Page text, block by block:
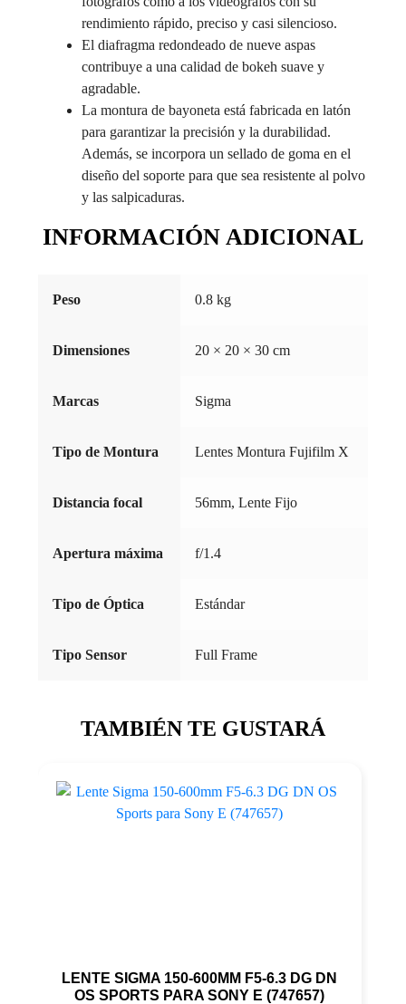
rendimiento rápido, preciso y casi silencioso.
El diafragma redondeado de nueve aspas
contribuye a una calidad de bokeh suave y
agradable.
La montura de bayoneta está fabricada en latón
para garantizar la precisión y la durabilidad.
Además, se incorpora un sellado de goma en el
diseño del soporte para que sea resistente al polvo
y las salpicaduras.
INFORMACIÓN ADICIONAL
Peso 0.8 kg
Dimensiones 20 × 20 × 30 cm
Marcas Sigma
Tipo de Montura Lentes Montura Fujifilm X
Distancia focal 56mm, Lente Fijo
Apertura máxima f/1.4
Tipo de Óptica Estándar
Tipo Sensor Full Frame
TAMBIÉN TE GUSTARÁ
LENTE SIGMA 150-600MM F5-6.3 DG DN
OS SPORTS PARA SONY E (747657)